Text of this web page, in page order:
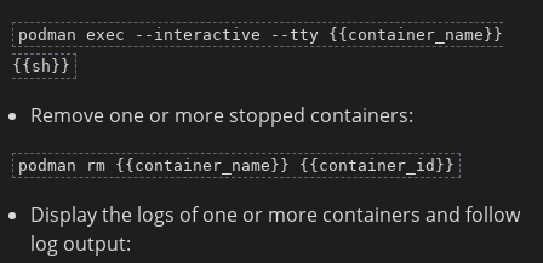
podman exec --interactive --tty {{container_name}}
{{sh}}
Remove one or more stopped containers:
podman rm {{container_name}} {{container_id}}
Display the logs of one or more containers and follow
log output: